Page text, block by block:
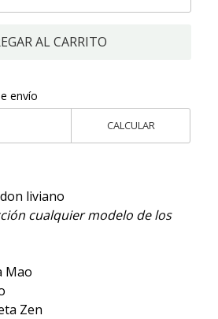
AL CARRITO
envío
CALCULAR
liviano
cualquier modelo de los
Mao
Zen